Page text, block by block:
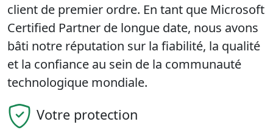
client de premier ordre. En tant que Microsoft
Certified Partner de longue date, nous avons
bâti notre réputation sur la fiabilité, la qualité
et la confiance au sein de la communauté
technologique mondiale.
Votre protection